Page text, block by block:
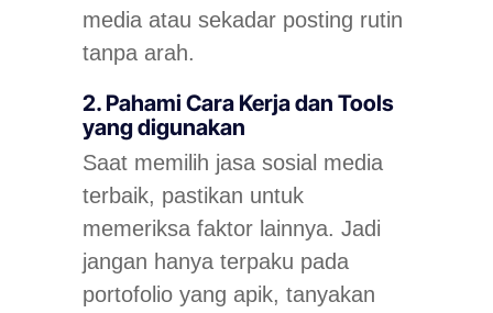
media atau sekadar posting rutin
tanpa arah.
2. Pahami Cara Kerja dan Tools
yang digunakan
Saat memilih jasa sosial media
terbaik, pastikan untuk
memeriksa faktor lainnya. Jadi
jangan hanya terpaku pada
portofolio yang apik, tanyakan